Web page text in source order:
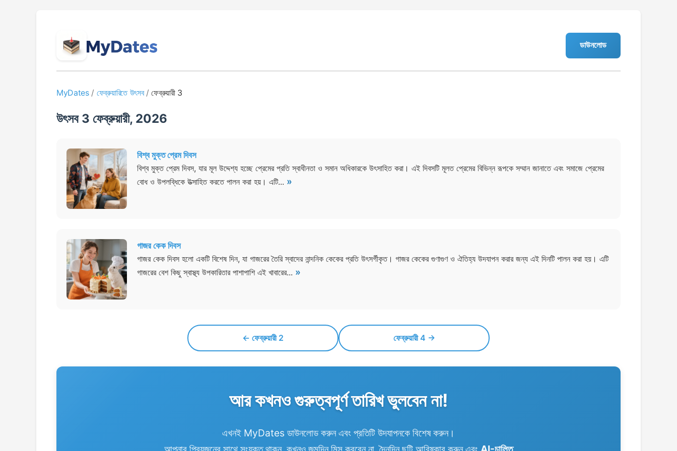
ডাউনলোড
MyDates/ ফেব্রুয়ারিতে উৎসব/ফেব্রুয়ারী 3
উৎসব 3 ফেব্রুয়ারী, 2026
বিশ্ব মুক্ত প্রেম দিবস
বিশ্ব মুক্ত প্রেম দিবস, যার মূল উদ্দেশ্য হচ্ছে প্রেমের প্রতি স্বাধীনতা ও সমান অধিকারকে উৎসাহিত করা। এই দিবসটি মূলত প্রেমের বিভিন্ন রূপকে সম্মান জানাতে এবং সমাজে প্রেমের
বোধ ও উপলব্ধিকে উত্সাহিত করতে পালন করা হয়। এটি... »
গাজর কেক দিবস
গাজর কেক দিবস হলো একটি বিশেষ দিন, যা গাজরের তৈরি স্বাদের নান্দনিক কেকের প্রতি উৎসর্গীকৃত। গাজর কেকের গুণাগুণ ও ঐতিহ্য উদযাপন করার জন্য এই দিনটি পালন করা হয়। এটি
গাজরের বেশ কিছু স্বাস্থ্য উপকারিতার পাশাপাশি এই খাবারের... »
← ফেব্রুয়ারী 2 ফেব্রুয়ারী 4 →
আর কখনও গুরুত্বপূর্ণ তারিখ ভুলবেন না!
এখনই MyDates ডাউনলোড করুন এবং প্রতিটি উদযাপনকে বিশেষ করুন।